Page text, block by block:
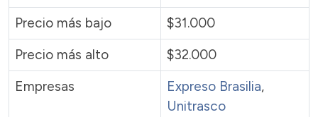
Precio más bajo
$31.000
Precio más alto
$32.000
Empresas
Expreso Brasilia,
Unitrasco